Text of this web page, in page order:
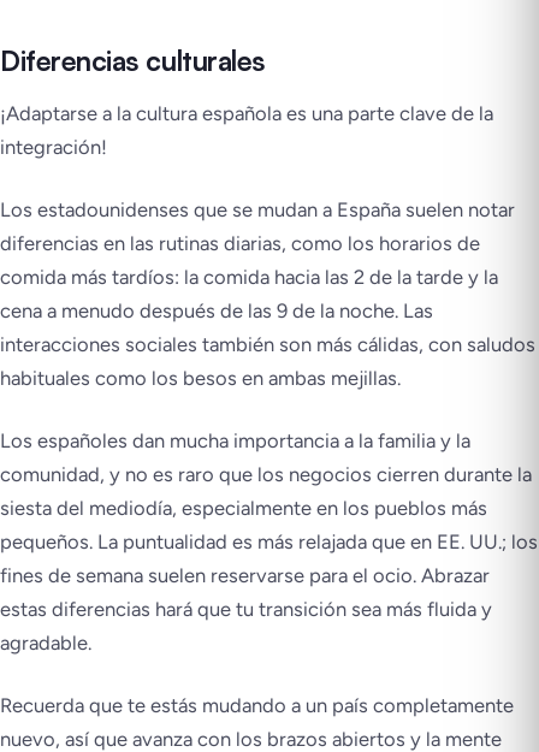
Diferencias culturales
¡Adaptarse a la cultura española es una parte clave de la
integración!
Los estadounidenses que se mudan a España suelen notar
diferencias en las rutinas diarias, como los horarios de
comida más tardíos: la comida hacia las 2 de la tarde y la
cena a menudo después de las 9 de la noche. Las
interacciones sociales también son más cálidas, con saludos
habituales como los besos en ambas mejillas.
Los españoles dan mucha importancia a la familia y la
comunidad, y no es raro que los negocios cierren durante la
siesta del mediodía, especialmente en los pueblos más
pequeños. La puntualidad es más relajada que en EE. UU.; los
fines de semana suelen reservarse para el ocio. Abrazar
estas diferencias hará que tu transición sea más fluida y
agradable.
Recuerda que te estás mudando a un país completamente
nuevo, así que avanza con los brazos abiertos y la mente